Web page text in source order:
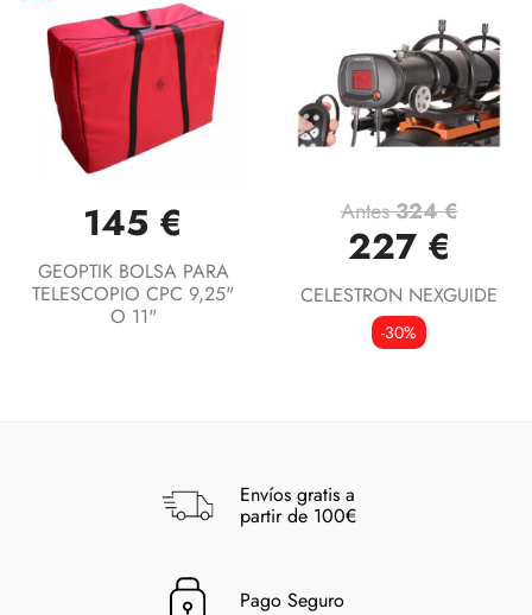
145 €
GEOPTIK BOLSA PARA
TELESCOPIO CPC 9,25"
O 11"
Antes324 €
227 €
CELESTRON NEXGUIDE
-30%
Envíos gratis a
partir de 100€
Pago Seguro